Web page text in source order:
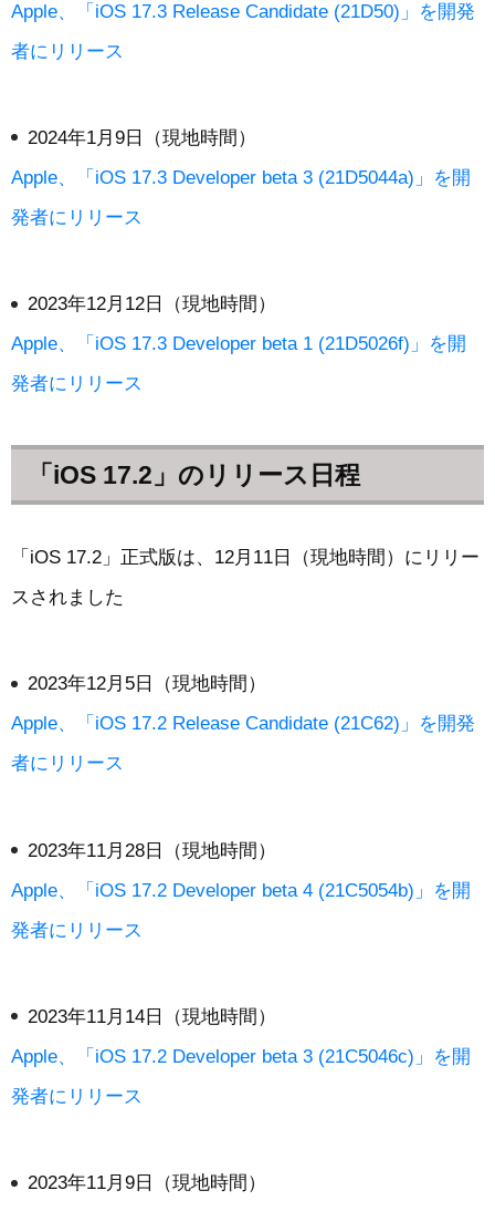
Apple、「iOS 17.3 Release Candidate (21D50)」を開発
者にリリース
2024年1月9日（現地時間）
Apple、「iOS 17.3 Developer beta 3 (21D5044a)」を開
発者にリリース
2023年12月12日（現地時間）
Apple、「iOS 17.3 Developer beta 1 (21D5026f)」を開
発者にリリース
「iOS 17.2」のリリース日程
「iOS 17.2」正式版は、12月11日（現地時間）にリリー
スされました
2023年12月5日（現地時間）
Apple、「iOS 17.2 Release Candidate (21C62)」を開発
者にリリース
2023年11月28日（現地時間）
Apple、「iOS 17.2 Developer beta 4 (21C5054b)」を開
発者にリリース
2023年11月14日（現地時間）
Apple、「iOS 17.2 Developer beta 3 (21C5046c)」を開
発者にリリース
2023年11月9日（現地時間）